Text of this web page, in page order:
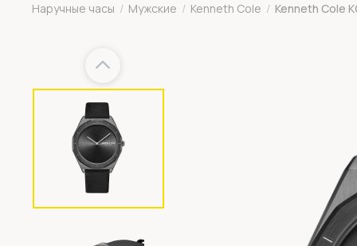
Наручные часы / Мужские / Kenneth Cole / Kenneth Cole
Previous